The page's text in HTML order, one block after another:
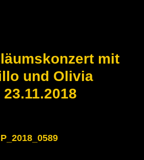
mit
und Olivia
P_2018_0589